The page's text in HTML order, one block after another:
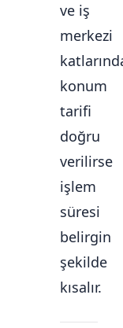
ve iş
merkezi
konum
tarifi
doğru
verilirse
işlem
süresi
belirgin
şekilde
kısalır.